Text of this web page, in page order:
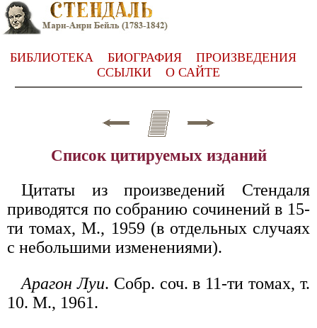
БИБЛИОТЕКА БИОГРАФИЯ
ПРОИЗВЕДЕНИЯ
ССЫЛКИ
О САЙТЕ
Список цитируемых изданий
Цитаты из произведений Стендаля
приводятся по собранию сочинений в 15-
ти томах, М., 1959 (в отдельных случаях
с небольшими изменениями).
Арагон Луи. Собр. соч. в 11-ти томах, т.
10. М., 1961.